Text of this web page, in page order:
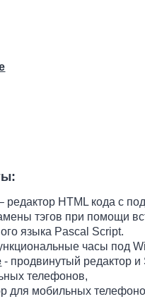
редактор HTML кода с
тэгов при помощи
языка Pascal Script.
часы под
- продвинутый редактор и
телефонов,
для мобильных